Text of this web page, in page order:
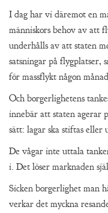
I dag har vi däremot en
människors behov av att
underhålls av att staten
satsningar på flygplatser,
för massflykt någon
Och borgerlighetens
innebär att staten agerar
sätt: lagar ska stiftas eller
De vågar inte uttala
i. Det löser marknaden
Sicken borgerlighet man
verkar det myckna